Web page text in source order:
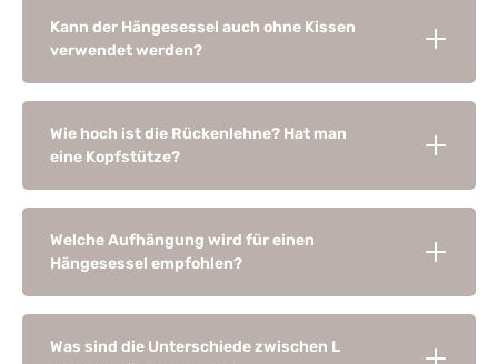
Kann der Hängesessel auch ohne Kissen
verwendet werden?
Wie hoch ist die Rückenlehne? Hat man
eine Kopfstütze?
Welche Aufhängung wird für einen
Hängesessel empfohlen?
Was sind die Unterschiede zwischen L